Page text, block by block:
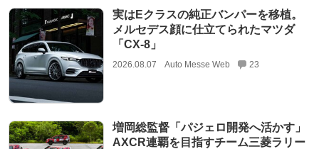
実はEクラスの純正バンパーを移植。
メルセデス顔に仕立てられたマツダ
「CX-8」
2026.08.07 Auto Messe Web 23
増岡総監督「パジェロ開発へ活かす」
AXCR連覇を目指すチーム三菱ラリー